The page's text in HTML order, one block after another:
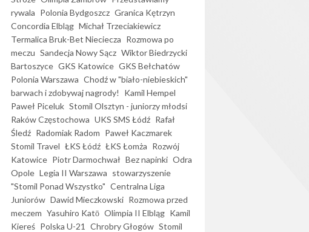
rywala Polonia Bydgoszcz Granica Kętrzyn
Concordia Elbląg Michał Trzeciakiewicz
Termalica Bruk-Bet Nieciecza Rozmowa po
meczu Sandecja Nowy Sącz Wiktor Biedrzycki
Bartoszyce GKS Katowice GKS Bełchatów
Polonia Warszawa Chodź w "biało-niebieskich"
barwach i zdobywaj nagrody!
Kamil Hempel
Paweł Piceluk Stomil Olsztyn - juniorzy młodsi
Raków Częstochowa UKS SMS Łódź Rafał
Śledź Radomiak Radom Paweł Kaczmarek
Stomil Travel ŁKS Łódź ŁKS Łomża Rozwój
Katowice Piotr Darmochwał Bez napinki Odra
Opole Legia II Warszawa stowarzyszenie
"Stomil Ponad Wszystko" Centralna Liga
Juniorów Dawid Mieczkowski Rozmowa przed
meczem Yasuhiro Katō Olimpia II Elbląg Kamil
Kiereś Polska U-21 Chrobry Głogów Stomil